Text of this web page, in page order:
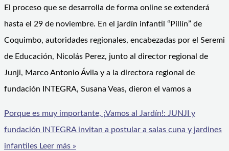
El proceso que se desarrolla de forma online se extenderá
hasta el 29 de noviembre. En el jardín infantil “Pillín” de
Coquimbo, autoridades regionales, encabezadas por el Seremi
de Educación, Nicolás Perez, junto al director regional de
Junji, Marco Antonio Ávila y a la directora regional de
fundación INTEGRA, Susana Veas, dieron el vamos a
Porque es muy importante, ¡Vamos al Jardín!: JUNJI y
fundación INTEGRA invitan a postular a salas cuna y jardines
infantiles Leer más »